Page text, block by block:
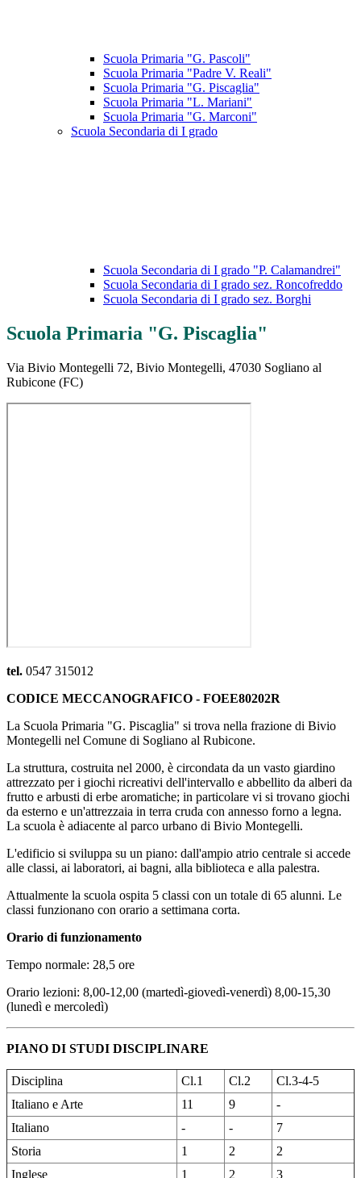
Scuola Primaria "G. Pascoli"
Scuola Primaria "Padre V. Reali"
Scuola Primaria "G. Piscaglia"
Scuola Primaria "L. Mariani"
Scuola Primaria "G. Marconi"
Scuola Secondaria di I grado
Scuola Secondaria di I grado "P. Calamandrei"
Scuola Secondaria di I grado sez. Roncofreddo
Scuola Secondaria di I grado sez. Borghi
Scuola Primaria "G. Piscaglia"
Via Bivio Montegelli 72, Bivio Montegelli, 47030 Sogliano al
Rubicone (FC)
tel. 0547 315012
CODICE MECCANOGRAFICO - FOEE80202R
La Scuola Primaria "G. Piscaglia" si trova nella frazione di Bivio
Montegelli nel Comune di Sogliano al Rubicone.
La struttura, costruita nel 2000, è circondata da un vasto giardino
attrezzato per i giochi ricreativi dell'intervallo e abbellito da alberi da
frutto e arbusti di erbe aromatiche; in particolare vi si trovano giochi
da esterno e un'attrezzaia in terra cruda con annesso forno a legna.
La scuola è adiacente al parco urbano di Bivio Montegelli.
L'edificio si sviluppa su un piano: dall'ampio atrio centrale si accede
alle classi, ai laboratori, ai bagni, alla biblioteca e alla palestra.
Attualmente la scuola ospita 5 classi con un totale di 65 alunni. Le
classi funzionano con orario a settimana corta.
Orario di funzionamento
Tempo normale: 28,5 ore
Orario lezioni: 8,00-12,00 (martedì-giovedì-venerdì) 8,00-15,30
(lunedì e mercoledì)
PIANO DI STUDI DISCIPLINARE
Disciplina Cl.1 Cl.2
Cl.3-4-5
Italiano e Arte
11 9
-
Italiano
- -
7
Storia
1 2
2
Inglese
1 2 3